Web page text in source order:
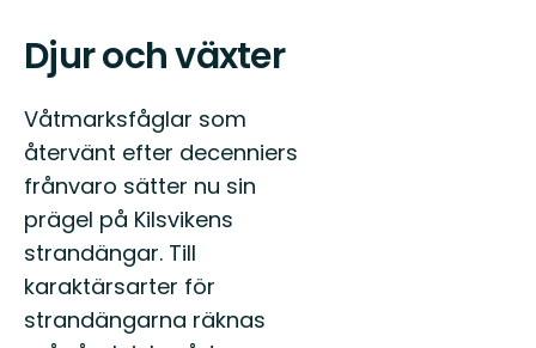
Djur och växter
Våtmarksfåglar som
återvänt efter decenniers
frånvaro sätter nu sin
prägel på Kilsvikens
strandängar. Till
karaktärsarter för
strandängarna räknas